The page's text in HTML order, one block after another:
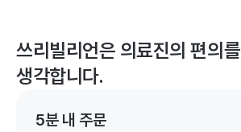
쓰리빌리언은 의료진의 편의를
생각합니다.
5분 내 주문